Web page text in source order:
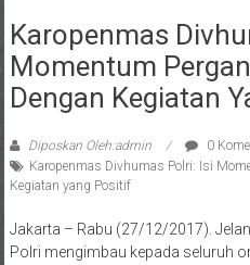
Karopenmas
Momentum
Dengan Kegiatan
Diposkan Oleh:admin
0
Karopenmas Divhumas Polri: Isi
Kegiatan yang Positif
Jakarta – Rabu (27/12/2017).
Polri mengimbau kepada seluruh